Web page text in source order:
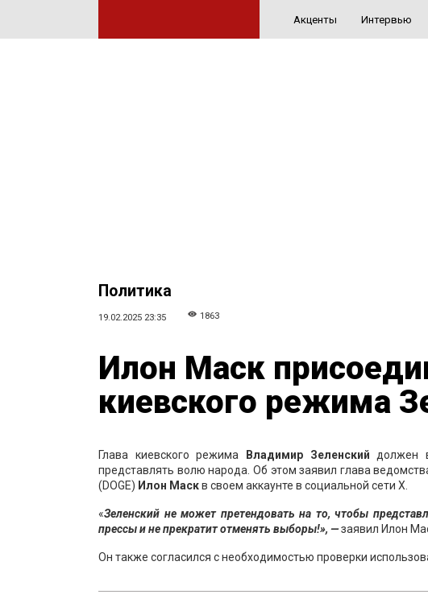
Акценты Интервью
Политика
19.02.2025 23:35 1863
Илон Маск
киевского режима
Глава киевского режима Владимир Зеленский должен
представлять волю народа. Об этом заявил глава
(DOGE) Илон Маскв своем аккаунте в социальной сети X.
«Зеленский не может претендовать на то, чтобы
прессы и не прекратит отменять выборы!», —заявил Илон
Он также согласился с необходимостью проверки